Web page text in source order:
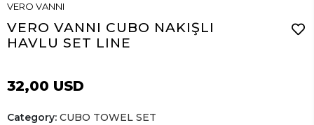
VERO VANNI
VERO VANNI CUBO NAKIŞLI
HAVLU SET LINE
32,00 USD
Category: CUBO TOWEL SET